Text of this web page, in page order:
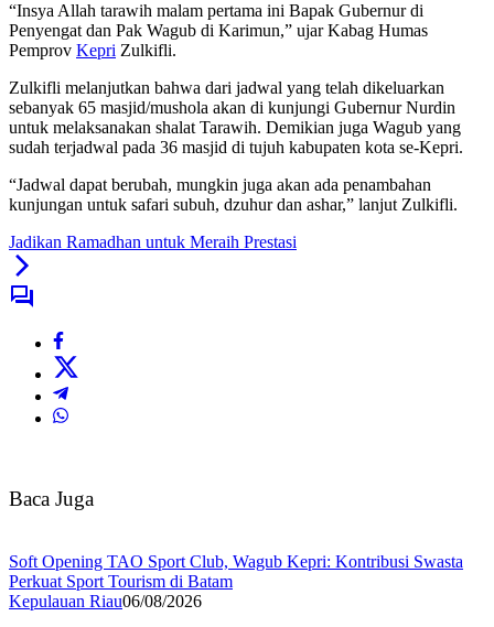
“Insya Allah tarawih malam pertama ini Bapak Gubernur di
Penyengat dan Pak Wagub di Karimun,” ujar Kabag Humas
Pemprov Kepri Zulkifli.
Zulkifli melanjutkan bahwa dari jadwal yang telah dikeluarkan
sebanyak 65 masjid/mushola akan di kunjungi Gubernur Nurdin
untuk melaksanakan shalat Tarawih. Demikian juga Wagub yang
sudah terjadwal pada 36 masjid di tujuh kabupaten kota se-Kepri.
“Jadwal dapat berubah, mungkin juga akan ada penambahan
kunjungan untuk safari subuh, dzuhur dan ashar,” lanjut Zulkifli.
Jadikan Ramadhan untuk Meraih Prestasi
Baca Juga
Soft Opening TAO Sport Club, Wagub Kepri: Kontribusi Swasta
Perkuat Sport Tourism di Batam
Kepulauan Riau06/08/2026